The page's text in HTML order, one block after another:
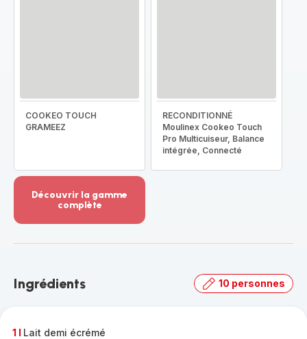
COOKEO TOUCH
GRAMEEZ
RECONDITIONNÉ
Moulinex Cookeo Touch
Pro Multicuiseur, Balance
intégrée, Connecté
Découvrir la gamme
complète
-
gamme
Ingrédients 10 personnes
1 l Lait demi écrémé